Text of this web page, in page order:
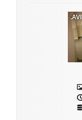
.AVI